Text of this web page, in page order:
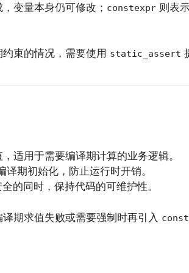
变量本身仍可修改； constexpr 则表
束的情况，需要使用 static_assert
适用于需要编译期计算的业务逻辑。
期初始化，防止运行时开销。
的同时，保持代码的可维护性。
译期求值失败或需要强制时再引入